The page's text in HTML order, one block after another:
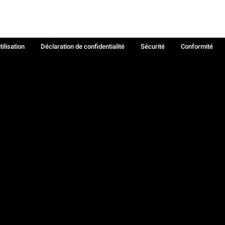
Déclaration de confidentialité Sécurité
Conformité